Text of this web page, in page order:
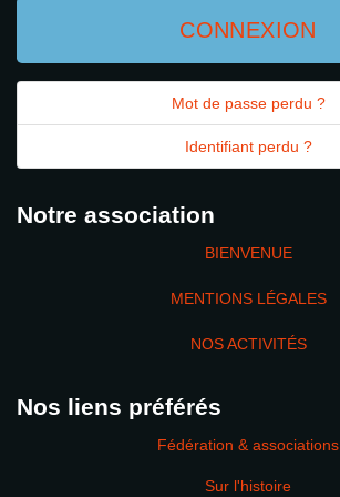
CONNEXION
Mot de passe perdu ?
Identifiant perdu ?
Notre association
BIENVENUE
MENTIONS LÉGALES
NOS ACTIVITÉS
Nos liens préférés
Fédération & associations
Sur l'histoire